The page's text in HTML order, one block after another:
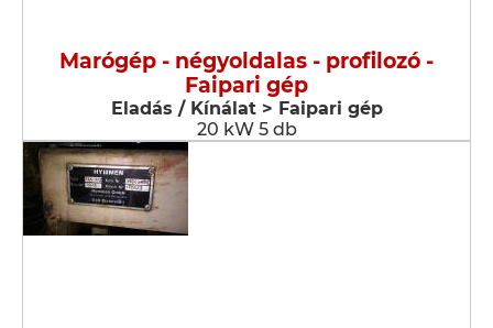
Marógép - négyoldalas - profilozó -
Faipari gép
Eladás / Kínálat > Faipari gép
20 kW 5 db